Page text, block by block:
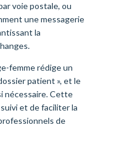
voie postale, ou
une messagerie
la
femme rédige un
patient », et le
nécessaire. Cette
et de faciliter la
de